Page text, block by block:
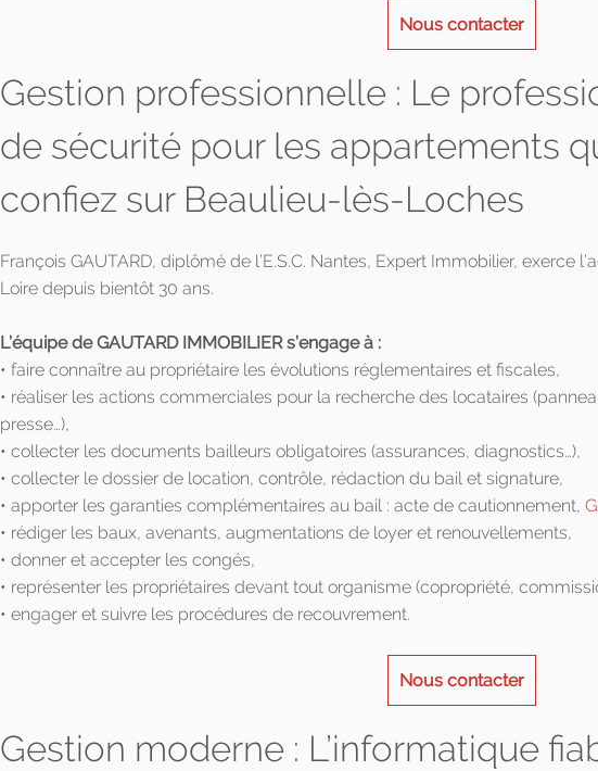
Nous contacter
Gestion professionnelle : Le
de sécurité pour les appartements
confiez sur Beaulieu-lès-Loches
François GAUTARD, diplômé de l’E.S.C. Nantes, Expert Immobilier, exerce
Loire depuis bientôt 30 ans.
L’équipe de GAUTARD IMMOBILIER s’engage à :
• faire connaître au propriétaire les évolutions réglementaires et fiscales,
• réaliser les actions commerciales pour la recherche des locataires
presse…),
• collecter les documents bailleurs obligatoires (assurances, diagnostics…),
• collecter le dossier de location, contrôle, rédaction du bail et signature,
• apporter les garanties complémentaires au bail : acte de cautionnement,
• rédiger les baux, avenants, augmentations de loyer et renouvellements,
• donner et accepter les congés,
• représenter les propriétaires devant tout organisme (copropriété,
• engager et suivre les procédures de recouvrement.
Nous contacter
Gestion moderne : L’informatique